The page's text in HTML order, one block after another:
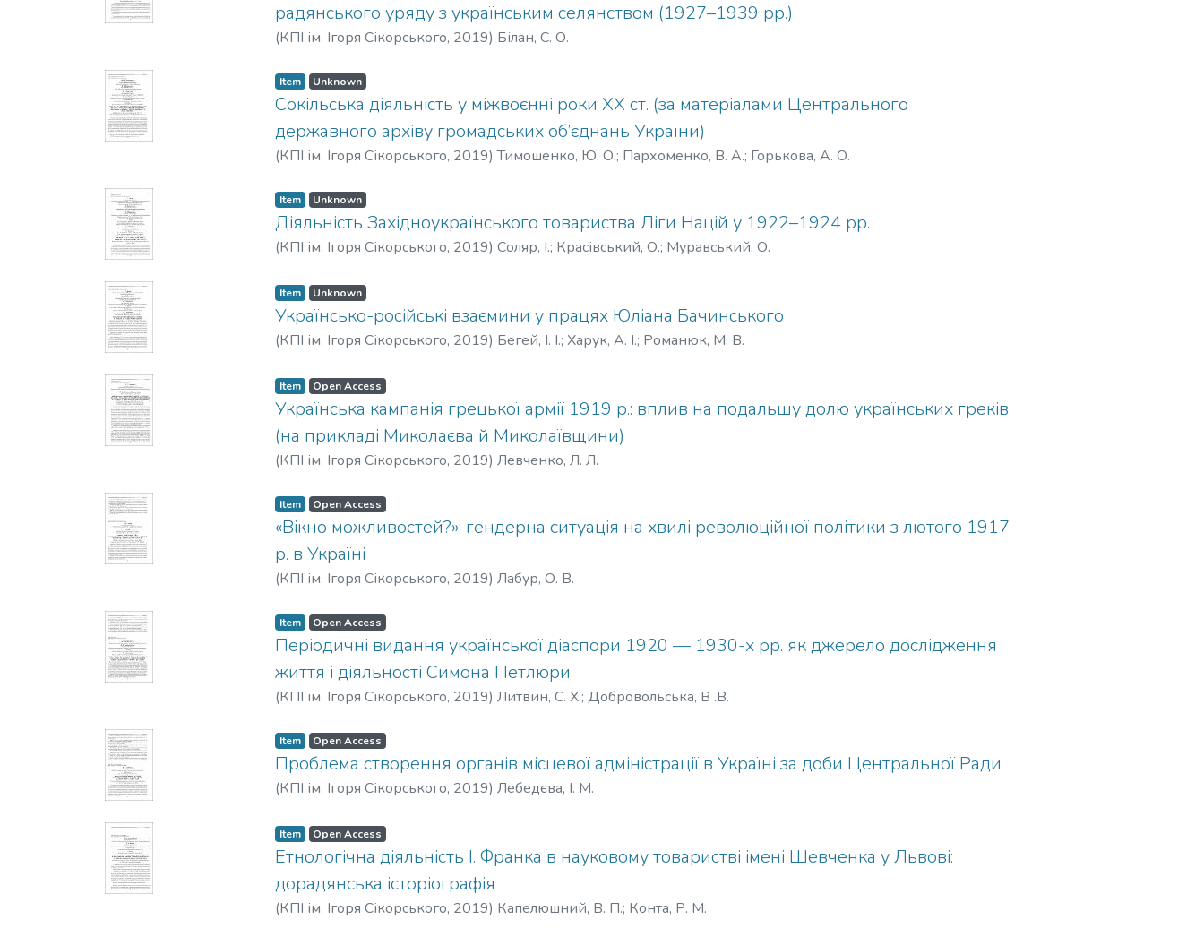
радянського уряду з українським селянством (1927–1939 рр.)
(КПІ ім. Ігоря Сікорського, 2019) Білан, С. О.
Item Unknown
Сокільська діяльність у міжвоєнні роки XX ст. (за матеріалами Центрального
державного архіву громадських об’єднань України)
(КПІ ім. Ігоря Сікорського, 2019)Тимошенко, Ю. О.; Пархоменко, В. А.; Горькова, А. О.
Item Unknown
Діяльність Західноукраїнського товариства Ліги Націй у 1922–1924 рр.
(КПІ ім. Ігоря Сікорського, 2019) Соляр, І.; Красівський, О.; Муравський, О.
Item Unknown
Українсько-російські взаємини у працях Юліана Бачинського
(КПІ ім. Ігоря Сікорського, 2019) Бегей, І. І.; Харук, А. І.; Романюк, М. В.
Item Open Access
Українська кампанія грецької армії 1919 р.: вплив на подальшу долю українських греків
(на прикладі Миколаєва й Миколаївщини)
(КПІ ім. Ігоря Сікорського, 2019) Левченко, Л. Л.
Item Open Access
«Вікно можливостей?»: гендерна ситуація на хвилі революційної політики з лютого 1917
р. в Україні
(КПІ ім. Ігоря Сікорського, 2019) Лабур, О. В.
Item Open Access
Періодичні видання української діаспори 1920 — 1930-х рр. як джерело дослідження
життя і діяльності Симона Петлюри
(КПІ ім. Ігоря Сікорського, 2019) Литвин, С. Х.; Добровольська, В .В.
Item Open Access
Проблема створення органів місцевої адміністрації в Україні за доби Центральної Ради
(КПІ ім. Ігоря Сікорського, 2019) Лебедєва, І. М.
Item Open Access
Етнологічна діяльність І. Франка в науковому товаристві імені Шевченка у Львові:
дорадянська історіографія
(КПІ ім. Ігоря Сікорського, 2019) Капелюшний, В. П.; Конта, Р. М.